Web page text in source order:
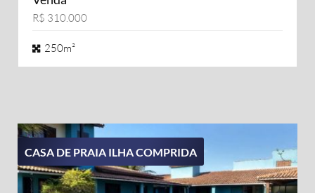
R$ 310.000
250m²
CASA DE PRAIA ILHA COMPRIDA